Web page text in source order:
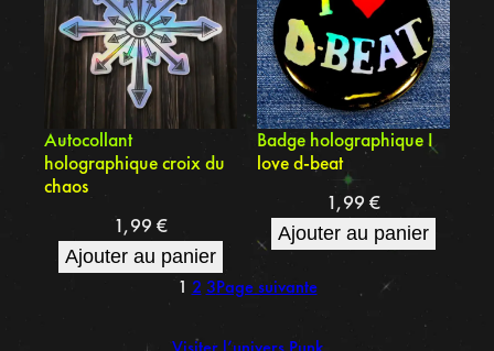
Autocollant
holographique croix du
chaos
1,99€
Ajouter au panier
Badge holographique I
love d-beat
1,99 €
Ajouter au panier
1 2 3Page suivante